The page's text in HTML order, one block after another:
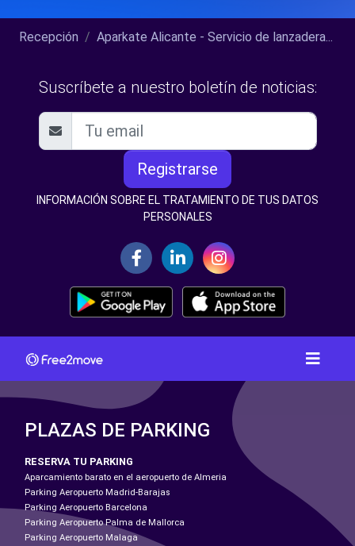
Recepción Aparkate Alicante - Servicio de lanzadera...
Suscríbete a nuestro boletín de noticias:
Registrarse
INFORMACIÓN SOBRE EL TRATAMIENTO DE TUS DATOS
PERSONALES
PLAZAS DE PARKING
RESERVA TU PARKING
Aparcamiento barato en el aeropuerto de Almeria
Parking Aeropuerto Madrid-Barajas
Parking Aeropuerto Barcelona
Parking Aeropuerto Palma de Mallorca
Parking Aeropuerto Malaga